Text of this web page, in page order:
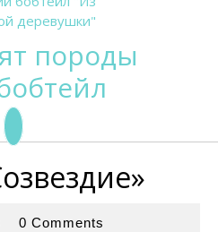
породы
Open
Button
bobtails
0 Comments